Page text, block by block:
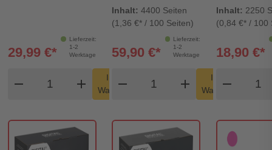
Lieferzeit:
1-2
Werktage
29,99 €*
remove
Produkt Warenkorb Menge
add
In den
Warenkorb
shopping_cart
Inhalt:4400 Seiten
(1,36 €* / 100 Seiten)
Lieferzeit:
1-2
Werktage
59,90 €*
remove
Produkt Warenkorb
add
In den
Warenkorb
shopping_cart
Inhalt: 2250
(0,84 €* / 100
18,90 €*
remove